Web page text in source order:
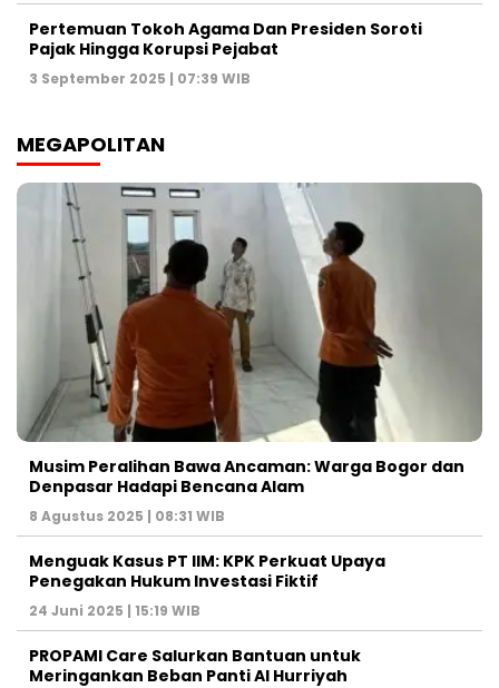
Pertemuan Tokoh Agama Dan Presiden Soroti
Pajak Hingga Korupsi Pejabat
3 September 2025 | 07:39 WIB
MEGAPOLITAN
Musim Peralihan Bawa Ancaman: Warga Bogor dan
Denpasar Hadapi Bencana Alam
8 Agustus 2025 | 08:31 WIB
Menguak Kasus PT IIM: KPK Perkuat Upaya
Penegakan Hukum Investasi Fiktif
24 Juni 2025 | 15:19 WIB
PROPAMI Care Salurkan Bantuan untuk
Meringankan Beban Panti Al Hurriyah